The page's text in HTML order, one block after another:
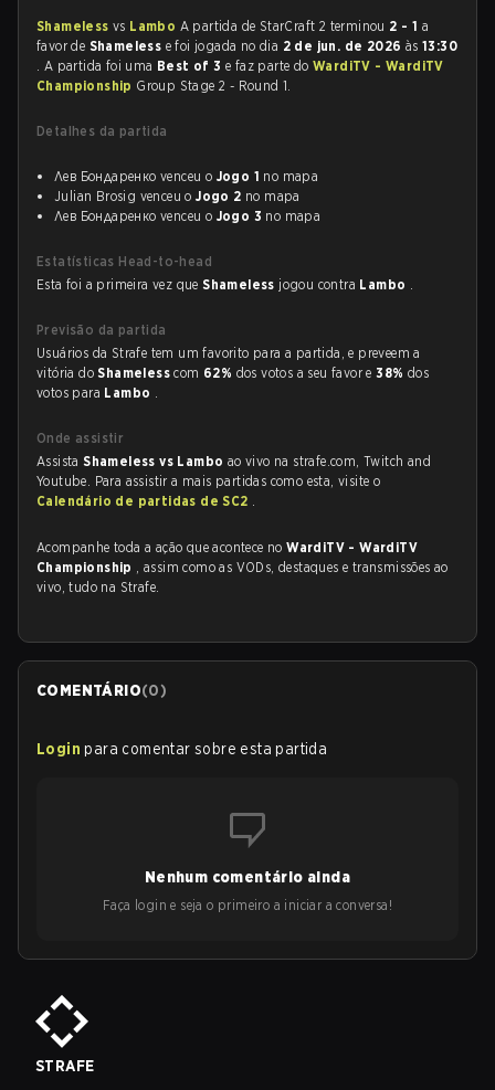
Shameless vs Lambo A partida de StarCraft 2 terminou 2 - 1 a
favor de Shameless e foi jogada no dia 2 de jun. de 2026 às13:30
. A partida foi uma Best of 3 e faz parte do WardiTV - WardiTV
Championship Group Stage 2 - Round 1.
Detalhes da partida
Лев Бондаренко venceu o Jogo 1 no mapa
Julian Brosig venceu oJogo 2 no mapa
Лев Бондаренко venceu o Jogo 3 no mapa
Estatísticas Head-to-head
Esta foi a primeira vez queShameless jogou contra Lambo .
Previsão da partida
Usuários da Strafe tem um favorito para a partida, e preveem a
vitória doShamelesscom 62% dos votos a seu favor e38% dos
votos para Lambo .
Onde assistir
AssistaShameless vs Lambo ao vivo na strafe.com, Twitch and
Youtube. Para assistir a mais partidas como esta, visite o
Calendário de partidas de SC2 .
Acompanhe toda a ação que acontece noWardiTV - WardiTV
Championship , assim como as VODs, destaques e transmissões ao
vivo, tudo na Strafe.
COMENTÁRIO(0)
Login para comentar sobre esta partida
Nenhum comentário ainda
Faça login e seja o primeiro a iniciar a conversa!
STRAFE